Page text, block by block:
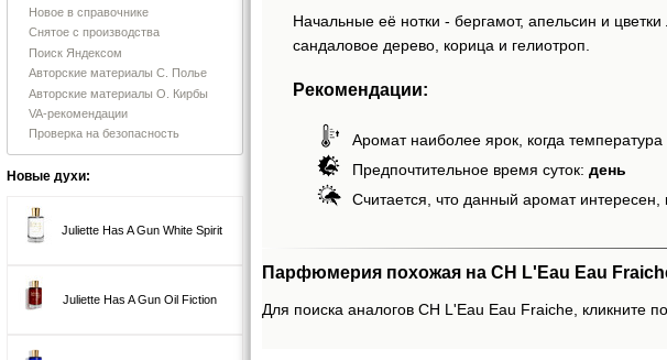
Новое в справочнике
Снятое с производства
Поиск Яндексом
Авторские материалы С. Полье
Авторские материалы О. Кирбы
VA-рекомендации
Проверка на безопасность
Новые духи:
Juliette Has A Gun White Spirit
Juliette Has A Gun Oil Fiction
Начальные её нотки - бергамот, апельсин и
сандаловое дерево, корица и гелиотроп.
Рекомендации:
Аромат наиболее ярок, когда температура
Предпочтительное время суток: день
Считается, что данный аромат интересен,
Парфюмерия похожая на CH L'Eau Eau
Для поиска аналогов CH L'Eau Eau Fraiche, кликните